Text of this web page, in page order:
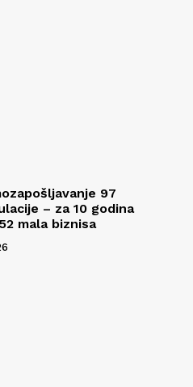
97
– za 10 godina
mala biznisa